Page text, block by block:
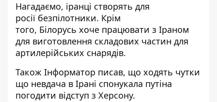
Нагадаємо, іранці створять для
росії безпілотники. Крім
того, Білорусь хоче працювати з Іраном
для виготовлення складових частин для
артилерійських снарядів.
Також Інформатор писав, що ходять чутки
що невдача в Ірані спонукала путіна
погодити відступ з Херсону.